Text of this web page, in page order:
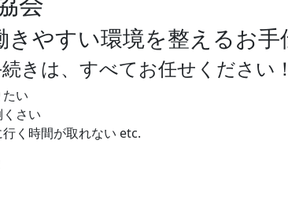
やすい環境を整えるお手
きは、すべてお任せください！
い
さい
く時間が取れない etc.